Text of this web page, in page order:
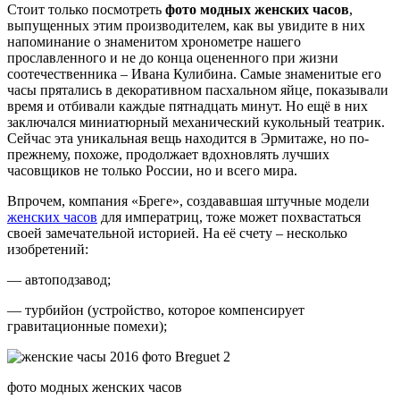
Стоит только посмотреть фото модных женских часов,
выпущенных этим производителем, как вы увидите в них
напоминание о знаменитом хронометре нашего
прославленного и не до конца оцененного при жизни
соотечественника – Ивана Кулибина. Самые знаменитые его
часы прятались в декоративном пасхальном яйце, показывали
время и отбивали каждые пятнадцать минут. Но ещё в них
заключался миниатюрный механический кукольный театрик.
Сейчас эта уникальная вещь находится в Эрмитаже, но по-
прежнему, похоже, продолжает вдохновлять лучших
часовщиков не только России, но и всего мира.
Впрочем, компания «Бреге», создававшая штучные модели
женских часов для императриц, тоже может похвастаться
своей замечательной историей. На её счету – несколько
изобретений:
— автоподзавод;
— турбийон (устройство, которое компенсирует
гравитационные помехи);
фото модных женских часов